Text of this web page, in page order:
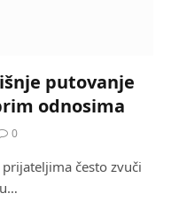
putovanje
odnosima
0
često zvuči